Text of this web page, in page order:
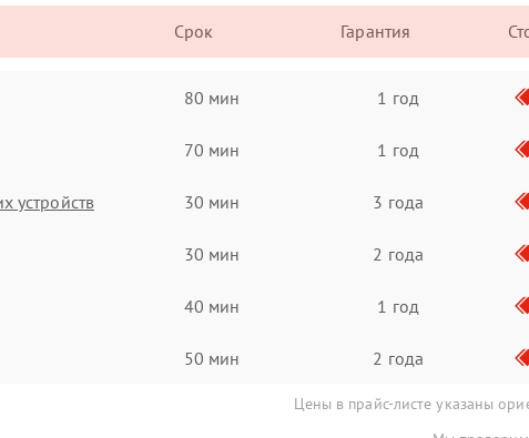
Срок Гарантия
80 мин 1 год
70 мин 1 год
устройств 30 мин 3 года
30 мин 2 года
40 мин 1 год
50 мин 2 года
Цены в прайс-листе указаны